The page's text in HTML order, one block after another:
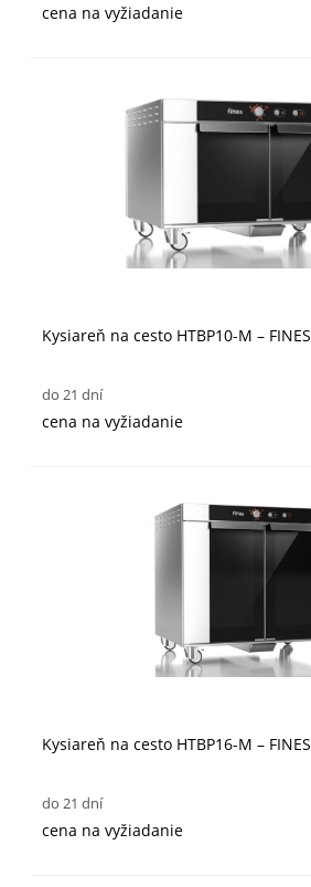
cena na vyžiadanie
Kysiareň na cesto HTBP10-M – FINES
do 21 dní
cena na vyžiadanie
Kysiareň na cesto HTBP16-M – FINES
do 21 dní
cena na vyžiadanie